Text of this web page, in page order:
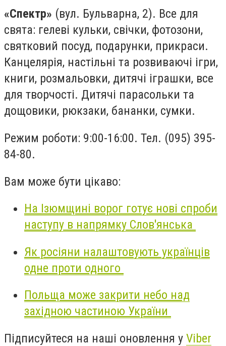
«Спектр» (вул. Бульварна, 2). Все для
свята: гелеві кульки, свічки, фотозони,
святковий посуд, подарунки, прикраси.
Канцелярія, настільні та розвиваючі ігри,
книги, розмальовки, дитячі іграшки, все
для творчості. Дитячі парасольки та
дощовики, рюкзаки, бананки, сумки.
Режим роботи: 9:00-16:00. Тел. (095) 395-
84-80.
Вам може бути цікаво:
На Ізюмщині ворог готує нові спроби
наступу в напрямку Слов'янська
Як росіяни налаштовують українців
одне проти одного
Польща може закрити небо над
західною частиною України
Підписуйтеся на наші оновлення у Viber